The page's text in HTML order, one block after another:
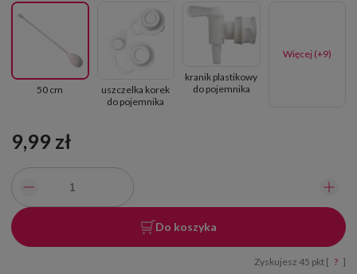
50 cm
uszczelka korek
do pojemnika
kranik plastikowy
do pojemnika
Więcej (+9)
9,99 zł
Do koszyka
Zyskujesz 45 pkt [ ? ]